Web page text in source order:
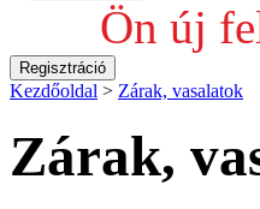
Ön új
Kezdőoldal > Zárak, vasalatok
Zárak,